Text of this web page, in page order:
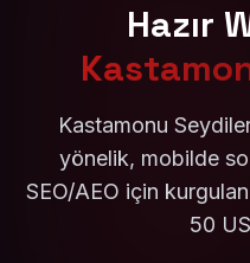
Hazır
Kastamonu
yönelik, mobilde
SEO/AEO için
50